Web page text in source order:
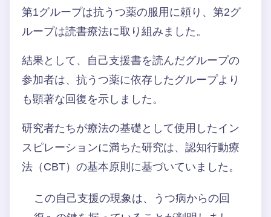
第1グループは抗うつ薬の服用に頼り、第2グ
ループは読書療法に取り組みました。
結果として、自己支援書を読んだグループの
参加者は、抗うつ薬に依存したグループより
も顕著な回復を示しました。
研究者たちが療法の基礎として使用したイン
スピレーションに満ちた研究は、認知行動療
法（CBT）の基本原則に基づいていました。
この自己支援の現象は、うつ病からの回